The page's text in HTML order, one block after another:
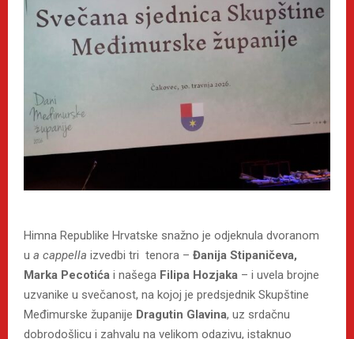
Himna Republike Hrvatske snažno je odjeknula dvoranom
u a cappella izvedbi tri tenora – Đanija Stipaničeva,
Marka Pecotića i našega Filipa Hozjaka – i uvela brojne
uzvanike u svečanost, na kojoj je predsjednik Skupštine
Međimurske županije Dragutin Glavina, uz srdačnu
dobrodošlicu i zahvalu na velikom odazivu, istaknuo